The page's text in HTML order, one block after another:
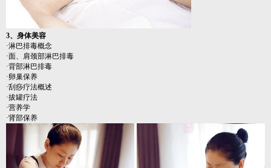
3、身体美容
·淋巴排毒概念
·面、肩颈部淋巴排毒
·背部淋巴排毒
·卵巢保养
·刮痧疗法概述
·拔罐疗法
·营养学
·肾部保养